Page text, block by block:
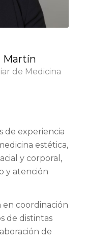
Martín
de Medicina
de experiencia
estética,
y corporal,
y atención
en coordinación
de distintas
de